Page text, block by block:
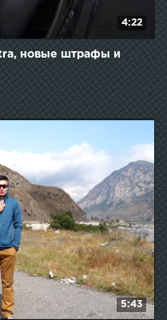
4:22
новые штрафы и
5:43